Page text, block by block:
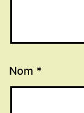
Nom *